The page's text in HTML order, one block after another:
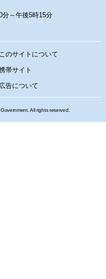
分～午後5時15分
このサイトについて
帯サイト
広告について
All rights reserved.